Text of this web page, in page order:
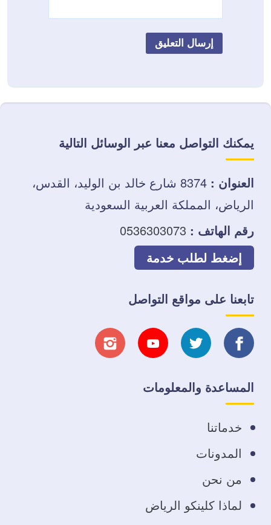
يمكنك التواصل معنا عبر الوسائل التالية
العنوان :
8374 شارع خالد بن الوليد، القدس،
الرياض، المملكة العربية السعودية
رقم الهاتف : 0536303073
إضغط لطلب خدمة
تابعنا على مواقع التواصل
تابعنا
على
فيسبوك
تابعنا
على
تابعنا تابعنا
المساعدة والمعلومات
خدماتنا
المدونات
من نحن
لماذا كلينكو الرياض